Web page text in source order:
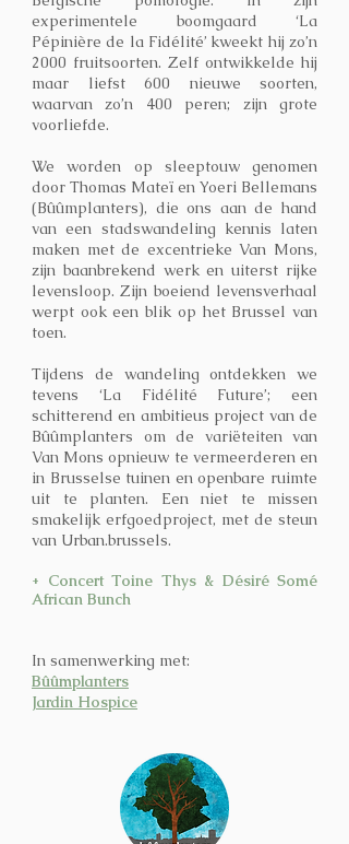
experimentele boomgaard ‘La
Pépinière de la Fidélité’ kweekt hij zo’n
2000 fruitsoorten. Zelf ontwikkelde hij
maar liefst 600 nieuwe soorten,
waarvan zo’n 400 peren; zijn grote
voorliefde.
We worden op sleeptouw genomen
door Thomas Mateï en Yoeri Bellemans
(Bûûmplanters), die ons aan de hand
van een stadswandeling kennis laten
maken met de excentrieke Van Mons,
zijn baanbrekend werk en uiterst rijke
levensloop. Zijn boeiend levensverhaal
werpt ook een blik op het Brussel van
toen.
Tijdens de wandeling ontdekken we
tevens ‘La Fidélité Future’; een
schitterend en ambitieus project van de
Bûûmplanters om de variëteiten van
Van Mons opnieuw te vermeerderen en
in Brusselse tuinen en openbare ruimte
uit te planten. Een niet te missen
smakelijk erfgoedproject, met de steun
van Urban.brussels.
+ Concert Toine Thys & Désiré Somé
African Bunch
In samenwerking met:
Bûûmplanters
Jardin Hospice